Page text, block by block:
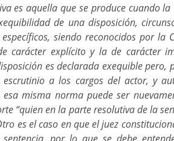
es aquella que se produce cuando
de una disposición,
siendo reconocidos por la
carácter explícito y la de carácter
es declarada exequible pero,
a los cargos del actor, y
misma norma puede ser
“quien en la parte resolutiva de la
es el caso en que el juez